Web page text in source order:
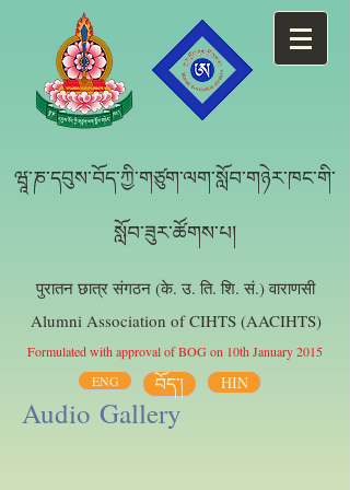
ཝཱ་ཎ་དབུས་བོད་ཀྱི་གཙུག་ལག་སློབ་གཉེར་ཁང་གི་
སློབ་ཟུར་ཚོགས་པ།
पुरातन छात्र संगठन (के. उ. ति. शि. सं.) वाराणसी
Alumni Association of CIHTS (AACIHTS)
Formulated with approval of BOG on 10th January 2015
ENG
བོད་། HIN
Audio Gallery